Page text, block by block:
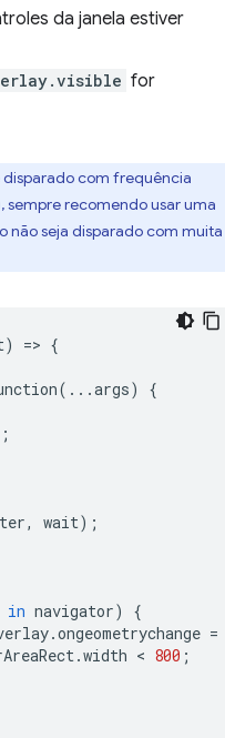
da janela estiver
for
disparado com frequência
sempre recomendo usar uma
não seja disparado com muita
) => {
(...args)
{
, wait);
in navigator)
{
.ongeometrychange =
.width < 800 ;